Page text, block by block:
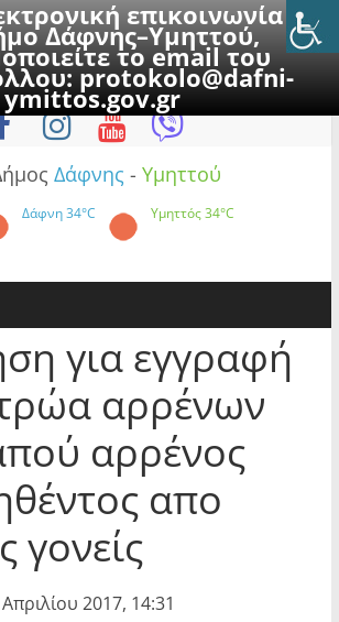
επικοινωνία με
Δάφνης–Υμηττού,
το email του
protokolo@dafni-
ymittos.gov.gr
7 Αυγούστου 2026
Δάφνης - Υμηττού
Δάφνη34°C Υμηττός34°C
για εγγραφή
αρρένων
αρρένος
απο
γονείς
2017, 14:31